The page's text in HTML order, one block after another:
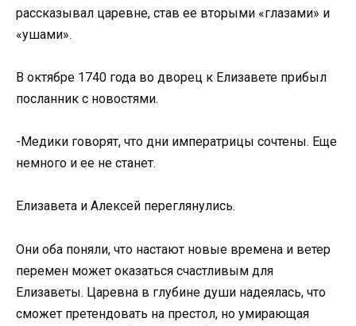
рассказывал царевне, став ее вторыми «глазами» и
«ушами».
В октябре 1740 года во дворец к Елизавете прибыл
посланник с новостями.
-Медики говорят, что дни императрицы сочтены. Еще
немного и ее не станет.
Елизавета и Алексей переглянулись.
Они оба поняли, что настают новые времена и ветер
перемен может оказаться счастливым для
Елизаветы. Царевна в глубине души надеялась, что
сможет претендовать на престол, но умирающая